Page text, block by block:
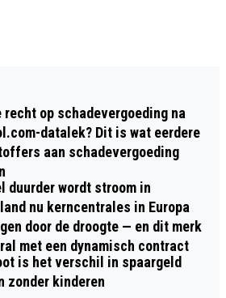
recht op schadevergoeding na
datalek? Dit is wat eerdere
aan schadevergoeding
duurder wordt stroom in
nu kerncentrales in Europa
door de droogte — en dit merk
met een dynamisch contract
is het verschil in spaargeld
zonder kinderen